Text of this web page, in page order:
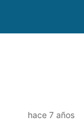
hace 7 años